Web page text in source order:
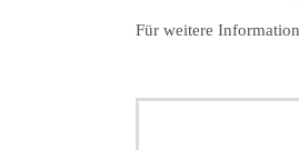
Für weitere